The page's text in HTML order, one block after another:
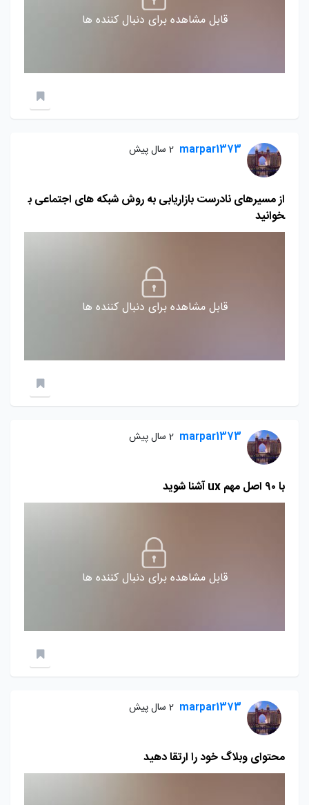
قابل مشاهده برای دنبال کننده ها
marpar1373 2 سال پیش
از مسیرهای نادرست بازاریابی به روش شبکه های اجتماعی ب
خوانید
قابل مشاهده برای دنبال کننده ها
marpar1373 2 سال پیش
با ۹۰ اصل مهم ux آشنا شوید
قابل مشاهده برای دنبال کننده ها
marpar1373 2 سال پیش
محتوای وبلاگ خود را ارتقا دهید